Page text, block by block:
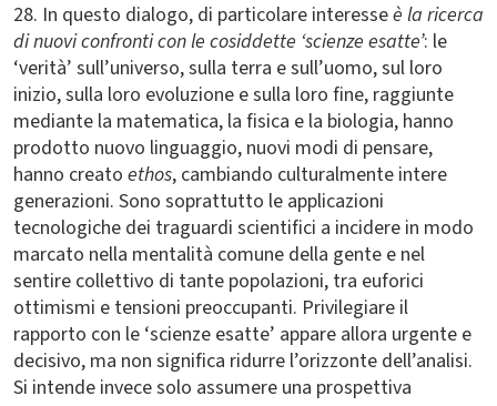
28. In questo dialogo, di particolare interesseè la ricerca
di nuovi confronti con le cosiddette ‘scienze esatte’: le
‘verità’ sull’universo, sulla terra e sull’uomo, sul loro
inizio, sulla loro evoluzione e sulla loro fine, raggiunte
mediante la matematica, la fisica e la biologia, hanno
prodotto nuovo linguaggio, nuovi modi di pensare,
hanno creato ethos, cambiando culturalmente intere
generazioni. Sono soprattutto le applicazioni
tecnologiche dei traguardi scientifici a incidere in modo
marcato nella mentalità comune della gente e nel
sentire collettivo di tante popolazioni, tra euforici
ottimismi e tensioni preoccupanti. Privilegiare il
rapporto con le ‘scienze esatte’ appare allora urgente e
decisivo, ma non significa ridurre l’orizzonte dell’analisi.
Si intende invece solo assumere una prospettiva